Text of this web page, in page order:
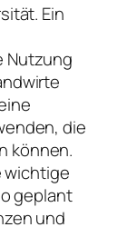
Ein
Nutzung
die
können.
wichtige
geplant
und